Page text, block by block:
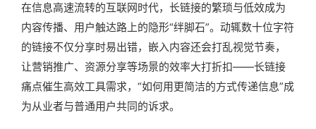
在信息高速流转的互联网时代，长链接的繁琐与低效成为
内容传播、用户触达路上的隐形“绊脚石”。动辄数十位字符
的链接不仅分享时易出错，嵌入内容还会打乱视觉节奏，
让营销推广、资源分享等场景的效率大打折扣——长链接
痛点催生高效工具需求，“如何用更简洁的方式传递信息”成
为从业者与普通用户共同的诉求。